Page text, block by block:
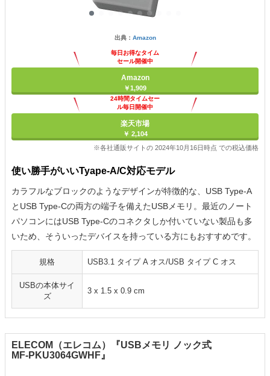
出典： Amazon
毎日お得なタイム
セール開催中
Amazon
￥1,909
24時間タイムセー
ル毎日開催中
楽天市場
￥ 2,104
※各社通販サイトの 2024年10月16日時点 での税込価格
使い勝手がいいTyape-A/C対応モデル
カラフルなブロックのようなデザインが特徴的な、USB Type-A
とUSB Type-Cの両方の端子を備えたUSBメモリ。最近のノート
パソコンにはUSB Type-Cのコネクタしか付いていない製品も多
いため、そういったデバイスを持っている方にもおすすめです。
規格 USB3.1 タイプ A オス/USB タイプ C オス
USBの本体サイ
ズ
‎3 x 1.5 x 0.9 cm
ELECOM（エレコム）『USBメモリ ノック式
MF-PKU3064GWHF』